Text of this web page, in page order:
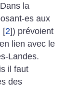
la
es aux
[2]) prévoient
lien avec le
Landes.
il faut
des